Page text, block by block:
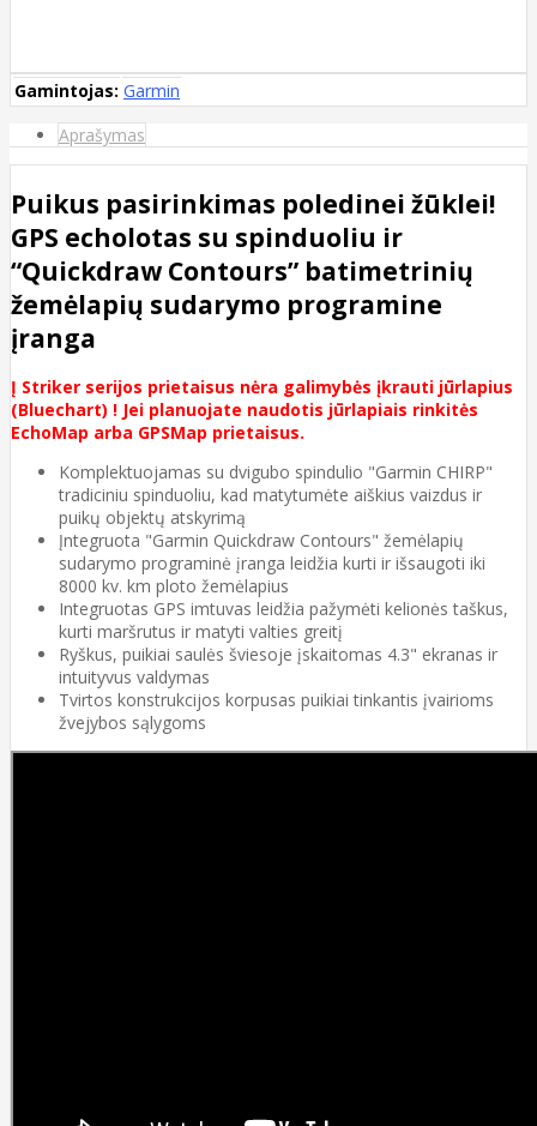
Gamintojas: Garmin
Aprašymas
Puikus pasirinkimas poledinei žūklei!
GPS echolotas su spinduoliu ir
“Quickdraw Contours” batimetrinių
žemėlapių sudarymo programine
įranga
Į Striker serijos prietaisus nėra galimybės įkrauti jūrlapius
(Bluechart) ! Jei planuojate naudotis jūrlapiais rinkitės
EchoMap arba GPSMap prietaisus.
Komplektuojamas su dvigubo spindulio "Garmin CHIRP"
tradiciniu spinduoliu, kad matytumėte aiškius vaizdus ir
puikų objektų atskyrimą
Įntegruota "Garmin Quickdraw Contours" žemėlapių
sudarymo programinė įranga leidžia kurti ir išsaugoti iki
8000 kv. km ploto žemėlapius
Integruotas GPS imtuvas leidžia pažymėti kelionės taškus,
kurti maršrutus ir matyti valties greitį
Ryškus, puikiai saulės šviesoje įskaitomas 4.3" ekranas ir
intuityvus valdymas
Tvirtos konstrukcijos korpusas puikiai tinkantis įvairioms
žvejybos sąlygoms